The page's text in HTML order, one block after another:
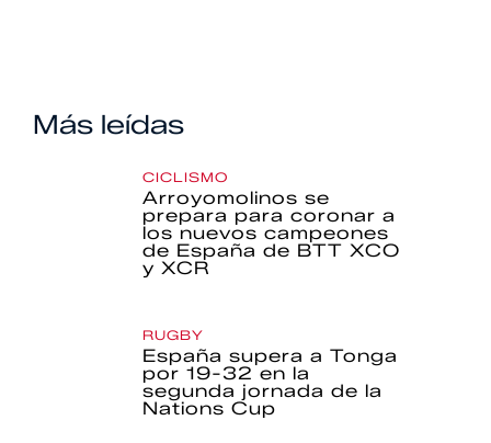
Más leídas
CICLISMO
Arroyomolinos se
prepara para coronar a
los nuevos campeones
de España de BTT XCO
y XCR
RUGBY
España supera a Tonga
por 19-32 en la
segunda jornada de la
Nations Cup